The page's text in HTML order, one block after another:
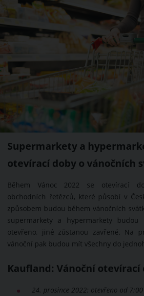
Supermarkety a
otevírací doby o vánočních
Během Vánoc 2022 se otevírací
obchodních řetězců, které působí v
způsobem budou během vánočních
supermarkety a hypermarkety
otevřeno, jiné zůstanou zavřené. Na
vánoční pak budou mít všechny do
Kaufland: Vánoční otevírací
24. prosince 2022: otevřeno od